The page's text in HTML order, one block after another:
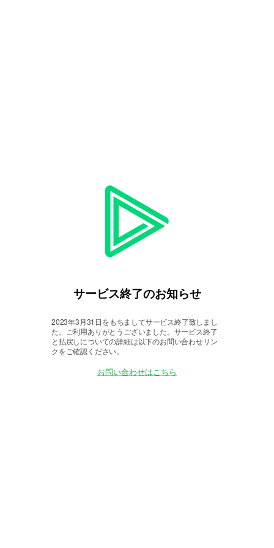
サービス終了のお知らせ
2023年3月31日をもちましてサービス終了致しまし
た。
ご利用ありがとうございました。サービス終了
と払戻しについての詳細は以下のお問い合わせリン
クをご確認ください。
お問い合わせはこちら